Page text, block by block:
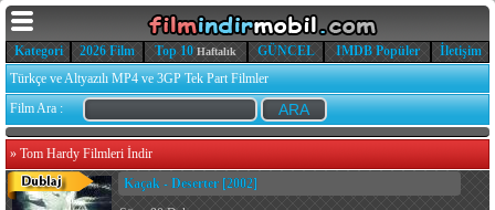
Kategori 2026 Film Top 10 Haftalık GÜNCEL IMDB Popüler
İletişim
Türkçe ve Altyazılı MP4 ve 3GP Tek Part Filmler
Film Ara :
» Tom Hardy Filmleri İndir
Kaçak - Deserter [2002]